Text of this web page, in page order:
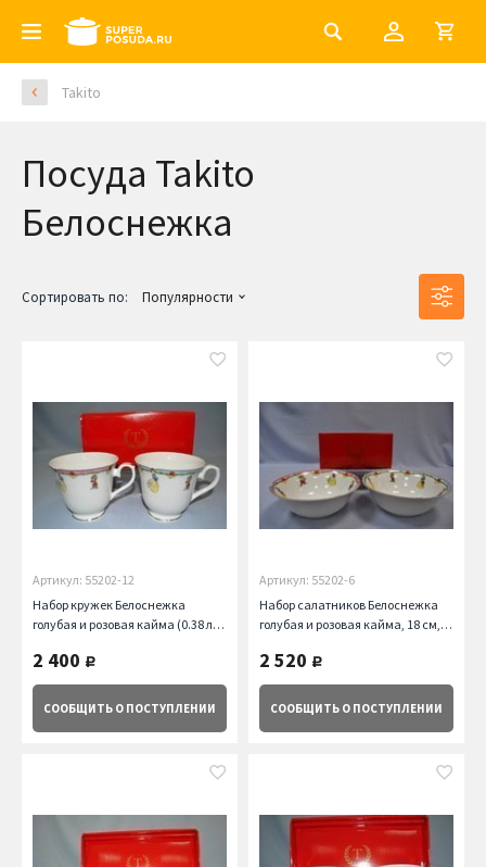
Takito
Посуда Takito
Белоснежка
Сортировать по: Популярности
Артикул: 55202-12
Набор кружек Белоснежка
голубая и розовая кайма (0.38 л),
2 400 руб.
СООБЩИТЬ О ПОСТУПЛЕНИИ
Артикул: 55202-6
Набор салатников Белоснежка
голубая и розовая кайма, 18 см, 2
2 520 руб.
СООБЩИТЬ О ПОСТУПЛЕНИИ